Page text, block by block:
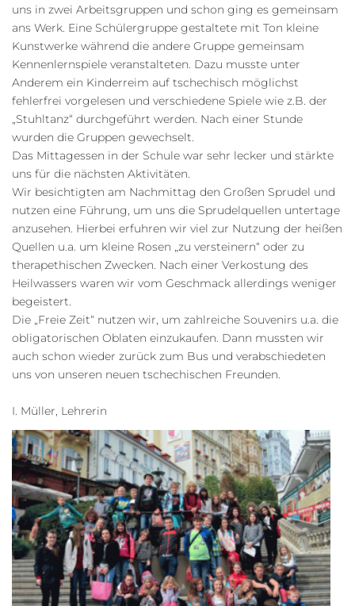
uns in zwei Arbeitsgruppen und schon ging es gemeinsam
ans Werk. Eine Schülergruppe gestaltete mit Ton kleine
Kunstwerke während die andere Gruppe gemeinsam
Kennenlernspiele veranstalteten. Dazu musste unter
Anderem ein Kinderreim auf tschechisch möglichst
fehlerfrei vorgelesen und verschiedene Spiele wie z.B. der
„Stuhltanz“ durchgeführt werden. Nach einer Stunde
wurden die Gruppen gewechselt.
Das Mittagessen in der Schule war sehr lecker und stärkte
uns für die nächsten Aktivitäten.
Wir besichtigten am Nachmittag den Großen Sprudel und
nutzen eine Führung, um uns die Sprudelquellen untertage
anzusehen. Hierbei erfuhren wir viel zur Nutzung der heißen
Quellen u.a. um kleine Rosen „zu versteinern“ oder zu
therapethischen Zwecken. Nach einer Verkostung des
Heilwassers waren wir vom Geschmack allerdings weniger
begeistert.
Die „Freie Zeit“ nutzen wir, um zahlreiche Souvenirs u.a. die
obligatorischen Oblaten einzukaufen. Dann mussten wir
auch schon wieder zurück zum Bus und verabschiedeten
uns von unseren neuen tschechischen Freunden.
I. Müller, Lehrerin